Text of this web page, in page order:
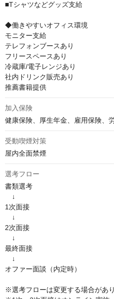
■Tシャツなどグッズ支給
◆働きやすいオフィス環境
モニター支給
テレフォンブースあり
フリースペースあり
冷蔵庫/電子レンジあり
社内ドリンク販売あり
推薦書籍提供
加入保険
健康保険、厚生年金、雇用保険、
受動喫煙対策
屋内全面禁煙
選考フロー
書類選考
↓
1次面接
↓
2次面接
↓
最終面接
↓
オファー面談（内定時）
※選考フローは変更する場合があ